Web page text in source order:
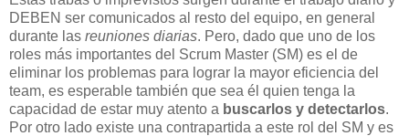
DEBEN ser comunicados al resto del equipo, en general
durante las reuniones diarias. Pero, dado que uno de los
roles más importantes del Scrum Master (SM) es el de
eliminar los problemas para lograr la mayor eficiencia del
team, es esperable también que sea él quien tenga la
capacidad de estar muy atento a buscarlos y detectarlos.
Por otro lado existe una contrapartida a este rol del SM y es